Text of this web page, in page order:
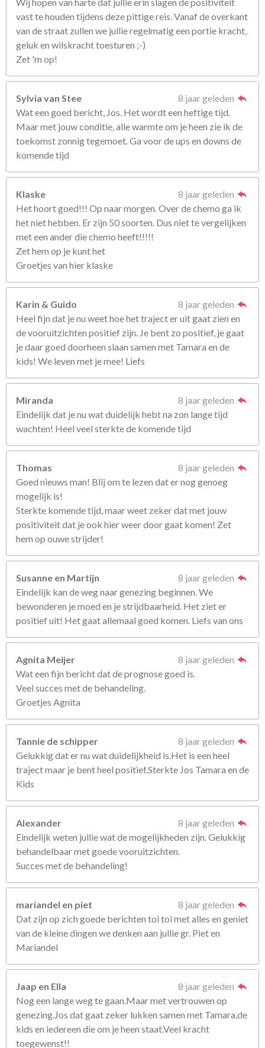
vast te houden tijdens deze pittige reis. Vanaf de overkant
van de straat zullen we jullie regelmatig een portie kracht,
geluk en wilskracht toesturen ;-)
Zet 'm op!
Sylvia van Stee
8 jaar geleden
Wat een goed bericht, Jos. Het wordt een heftige tijd.
Maar met jouw conditie, alle warmte om je heen zie ik de
toekomst zonnig tegemoet. Ga voor de ups en downs de
komende tijd
Klaske
8 jaar geleden
Het hoort goed!!! Op naar morgen. Over de chemo ga ik
het niet hebben. Er zijn 50 soorten. Dus niet te vergelijken
met een ander die chemo heeft!!!!!
Zet hem op je kunt het
Groetjes van hier klaske
Karin & Guido
8 jaar geleden
Heel fijn dat je nu weet hoe het traject er uit gaat zien en
de vooruitzichten positief zijn. Je bent zo positief, je gaat
je daar goed doorheen slaan samen met Tamara en de
kids! We leven met je mee! Liefs
Miranda
8 jaar geleden
Eindelijk dat je nu wat duidelijk hebt na zon lange tijd
wachten! Heel veel sterkte de komende tijd
Thomas
8 jaar geleden
Goed nieuws man! Blij om te lezen dat er nog genoeg
mogelijk is!
Sterkte komende tijd, maar weet zeker dat met jouw
positiviteit dat je ook hier weer door gaat komen! Zet
hem op ouwe strijder!
Susanne en Martijn
8 jaar geleden
Eindelijk kan de weg naar genezing beginnen. We
bewonderen je moed en je strijdbaarheid. Het ziet er
positief uit! Het gaat allemaal goed komen. Liefs van ons
Agnita Meijer
8 jaar geleden
Wat een fijn bericht dat de prognose goed is.
Veel succes met de behandeling.
Groetjes Agnita
Tannie de schipper
8 jaar geleden
Gelukkig dat er nu wat duidelijkheid is.Het is een heel
traject maar je bent heel positief.Sterkte Jos Tamara en de
Kids
Alexander
8 jaar geleden
Eindelijk weten jullie wat de mogelijkheden zijn. Gelukkig
behandelbaar met goede vooruitzichten.
Succes met de behandeling!
mariandel en piet
8 jaar geleden
Dat zijn op zich goede berichten toi toi met alles en geniet
van de kleine dingen we denken aan jullie gr. Piet en
Mariandel
Jaap en Ella
8 jaar geleden
Nog een lange weg te gaan.Maar met vertrouwen op
genezing.Jos dat gaat zeker lukken samen met Tamara,de
kids en iedereen die om je heen staat.Veel kracht
toegewenst!!